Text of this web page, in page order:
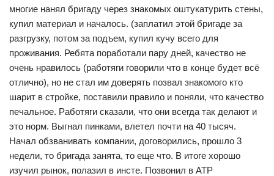
многие нанял бригаду через знакомых оштукатурить стены,
купил материал и началось. (заплатил этой бригаде за
разгрузку, потом за подъем, купил кучу всего для
проживания. Ребята поработали пару дней, качество не
очень нравилось (работяги говорили что в конце будет всё
отлично), но не стал им доверять позвал знакомого кто
шарит в стройке, поставили правило и поняли, что качество
печальное. Работяги сказали, что они всегда так делают и
это норм. Выгнал пинками, влетел почти на 40 тысяч.
Начал обзванивать компании, договорились, прошло 3
недели, то бригада занята, то еще что. В итоге хорошо
изучил рынок, полазил в инсте. Позвонил в АТР